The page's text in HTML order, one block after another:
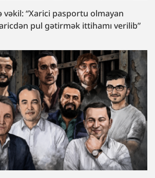
vəkil: “Xarici pasportu olmayan
pul gətirmək ittihamı verilib”